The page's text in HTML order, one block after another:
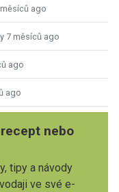
ago
7 měsíců ago
ago
ago
nebo
tipy a návody
ve své e-